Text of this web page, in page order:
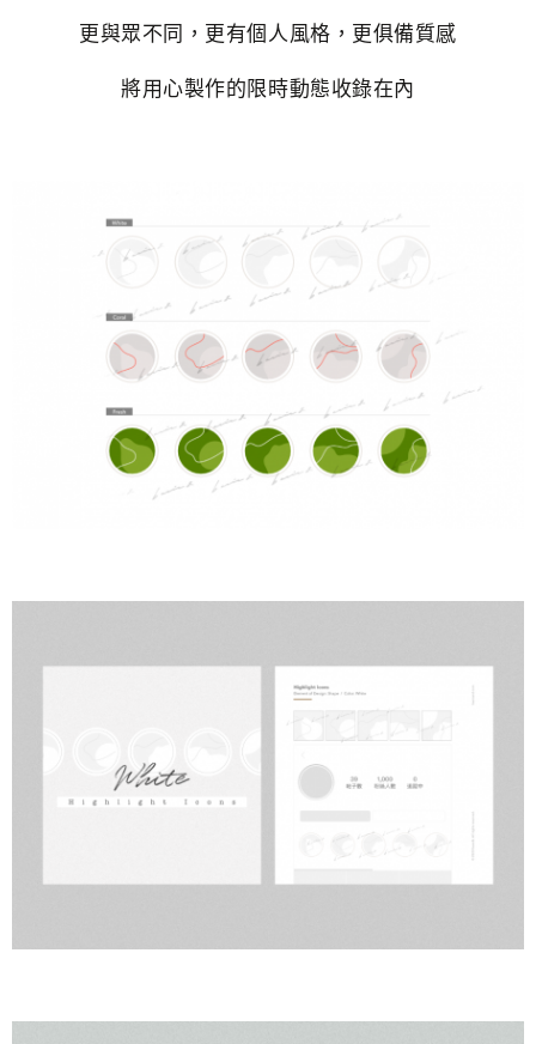
更與眾不同，更有個人風格，更俱備質感
將用心製作的限時動態收錄在內